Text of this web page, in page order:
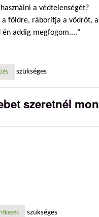
a védtelenségét?
földre, ráborítja a vödröt,
én addig megfogom...."
szükséges
szeretnél
szükséges